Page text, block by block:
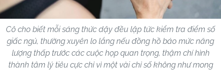
Cô cho biết mỗi sáng thức dậy đều lập tức kiểm tra điểm số
giấc ngủ, thường xuyên lo lắng nếu đồng hồ báo mức năng
lượng thấp trước các cuộc họp quan trọng, thậm chí hình
thành tâm lý tiêu cực chỉ vì một vài chỉ số không như mong